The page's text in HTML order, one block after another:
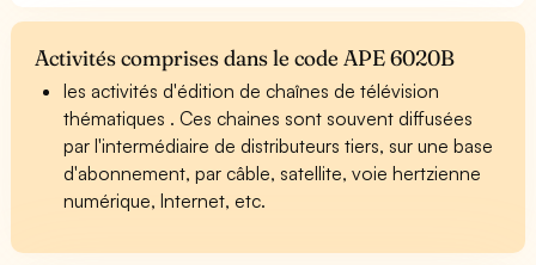
Activités comprises dans le code APE 6020B
les activités d'édition de chaînes de télévision
thématiques . Ces chaines sont souvent diffusées
par l'intermédiaire de distributeurs tiers, sur une base
d'abonnement, par câble, satellite, voie hertzienne
numérique, Internet, etc.